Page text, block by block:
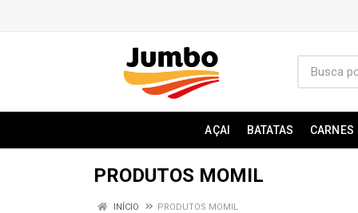
AÇAI BATATAS CARNES
PRODUTOS MOMIL
INÍCIO PRODUTOS MOMIL